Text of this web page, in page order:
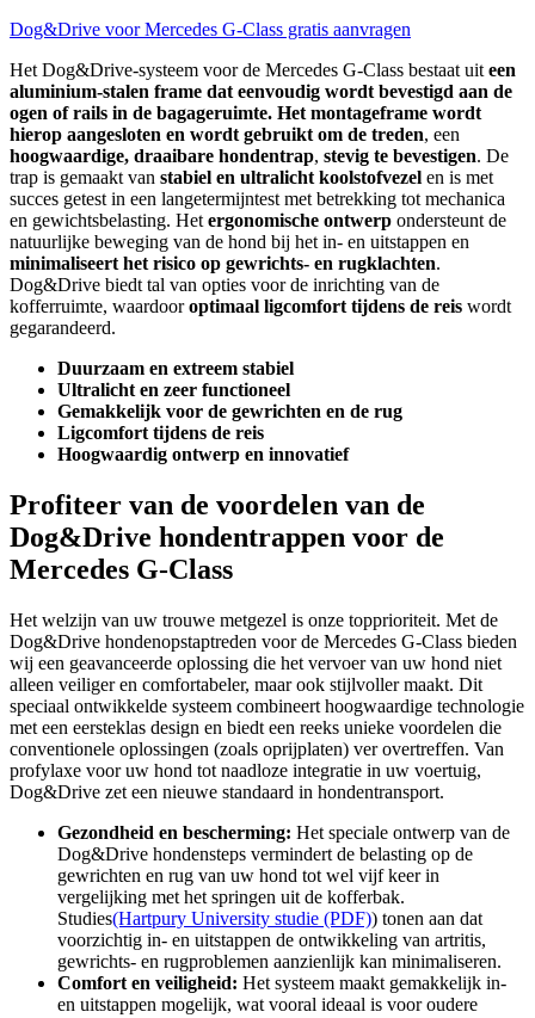
Dog&Drive voor Mercedes G-Class gratis aanvragen
Het Dog&Drive-systeem voor de Mercedes G-Class bestaat uit een
aluminium-stalen frame dat eenvoudig wordt bevestigd aan de
ogen of rails in de bagageruimte. Het montageframe wordt
hierop aangesloten en wordt gebruikt om de treden, een
hoogwaardige, draaibare hondentrap, stevig te bevestigen. De
trap is gemaakt van stabiel en ultralicht koolstofvezel en is met
succes getest in een langetermijntest met betrekking tot mechanica
en gewichtsbelasting. Het ergonomische ontwerp ondersteunt de
natuurlijke beweging van de hond bij het in- en uitstappen en
minimaliseert het risico op gewrichts- en rugklachten.
Dog&Drive biedt tal van opties voor de inrichting van de
kofferruimte, waardooroptimaal ligcomfort tijdens de reis wordt
gegarandeerd.
Duurzaam en extreem stabiel
Ultralicht en zeer functioneel
Gemakkelijk voor de gewrichten en de rug
Ligcomfort tijdens de reis
Hoogwaardig ontwerp en innovatief
Profiteer van de voordelen van de
Dog&Drive hondentrappen voor de
Mercedes G-Class
Het welzijn van uw trouwe metgezel is onze topprioriteit. Met de
Dog&Drive hondenopstaptreden voor de Mercedes G-Class bieden
wij een geavanceerde oplossing die het vervoer van uw hond niet
alleen veiliger en comfortabeler, maar ook stijlvoller maakt. Dit
speciaal ontwikkelde systeem combineert hoogwaardige technologie
met een eersteklas design en biedt een reeks unieke voordelen die
conventionele oplossingen (zoals oprijplaten) ver overtreffen. Van
profylaxe voor uw hond tot naadloze integratie in uw voertuig,
Dog&Drive zet een nieuwe standaard in hondentransport.
Gezondheid en bescherming: Het speciale ontwerp van de
Dog&Drive hondensteps vermindert de belasting op de
gewrichten en rug van uw hond tot wel vijf keer in
vergelijking met het springen uit de kofferbak.
Studies(Hartpury University studie (PDF)) tonen aan dat
voorzichtig in- en uitstappen de ontwikkeling van artritis,
gewrichts- en rugproblemen aanzienlijk kan minimaliseren.
Comfort en veiligheid: Het systeem maakt gemakkelijk in-
en uitstappen mogelijk, wat vooral ideaal is voor oudere